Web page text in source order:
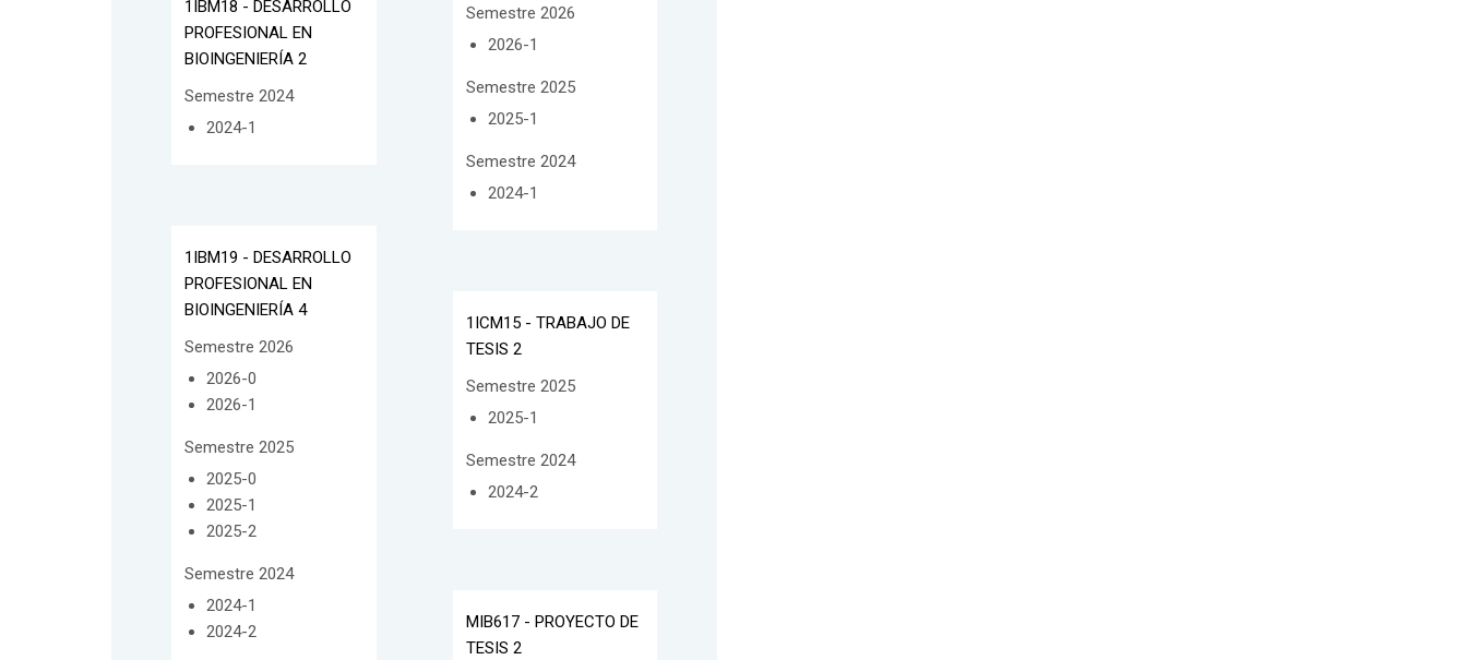
1IBM18 - DESARROLLO
PROFESIONAL EN
BIOINGENIERÍA 2
Semestre 2024
2024-1
1IBM19 - DESARROLLO
PROFESIONAL EN
BIOINGENIERÍA 4
Semestre 2026
2026-0
2026-1
Semestre 2025
2025-0
2025-1
2025-2
Semestre 2024
2024-1
2024-2
Semestre 2026
2026-1
Semestre 2025
2025-1
Semestre 2024
2024-1
1ICM15 - TRABAJO DE
TESIS 2
Semestre 2025
2025-1
Semestre 2024
2024-2
MIB617 - PROYECTO DE
TESIS 2